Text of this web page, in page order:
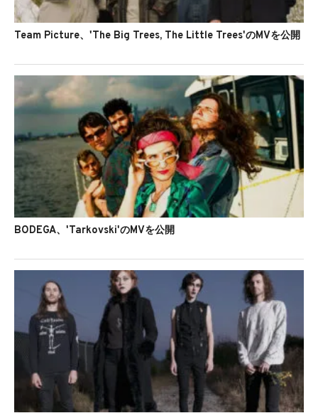
Team Picture、'The Big Trees, The Little Trees'のMVを公開
BODEGA、'Tarkovski'のMVを公開